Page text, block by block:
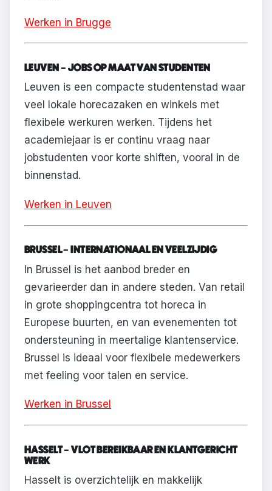
Werken in Brugge
LEUVEN – JOBS OP MAAT VAN STUDENTEN
Leuven is een compacte studentenstad waar
veel lokale horecazaken en winkels met
flexibele werkuren werken. Tijdens het
academiejaar is er continu vraag naar
jobstudenten voor korte shiften, vooral in de
binnenstad.
Werken in Leuven
BRUSSEL – INTERNATIONAAL EN VEELZIJDIG
In Brussel is het aanbod breder en
gevarieerder dan in andere steden. Van retail
in grote shoppingcentra tot horeca in
Europese buurten, en van evenementen tot
ondersteuning in meertalige klantenservice.
Brussel is ideaal voor flexibele medewerkers
met feeling voor talen en service.
Werken in Brussel
HASSELT – VLOT BEREIKBAAR EN KLANTGERICHT
WERK
Hasselt is overzichtelijk en makkelijk